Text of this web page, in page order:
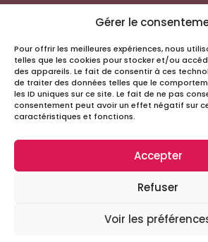
Gérer le
Pour offrir les meilleures expériences, nous
telles que les cookies pour stocker et/ou
des appareils. Le fait de consentir à ces
de traiter des données telles que le
les ID uniques sur ce site. Le fait de ne pas
consentement peut avoir un effet négatif sur
caractéristiques et fonctions.
Accepter
Refuser
Voir les
Suivez-nous sur les réseaux
Infos
Site réalisé avec
par la société